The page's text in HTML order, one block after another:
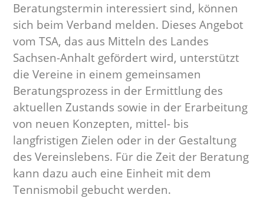
Beratungstermin interessiert sind, können
sich beim Verband melden. Dieses Angebot
vom TSA, das aus Mitteln des Landes
Sachsen-Anhalt gefördert wird, unterstützt
die Vereine in einem gemeinsamen
Beratungsprozess in der Ermittlung des
aktuellen Zustands sowie in der Erarbeitung
von neuen Konzepten, mittel- bis
langfristigen Zielen oder in der Gestaltung
des Vereinslebens. Für die Zeit der Beratung
kann dazu auch eine Einheit mit dem
Tennismobil gebucht werden.